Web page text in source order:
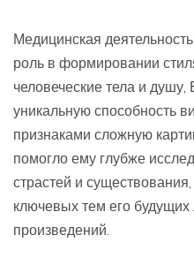
Медицинская
роль в формировании
человеческие тела и душу,
уникальную способность
признаками сложную
помогло ему глубже
страстей и
ключевых тем его будущих
произведений.